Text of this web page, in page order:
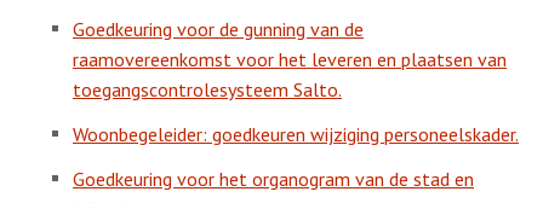
Goedkeuring voor de gunning van de
raamovereenkomst voor het leveren en plaatsen van
toegangscontrolesysteem Salto.
Woonbegeleider: goedkeuren wijziging personeelskader.
Goedkeuring voor het organogram van de stad en